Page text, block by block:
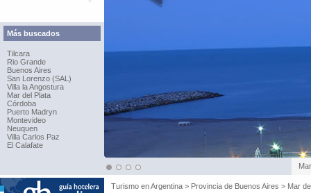
Más buscados
Tilcara
Rio Grande
Buenos Aires
San Lorenzo (SAL)
Villa la Angostura
Mar del Plata
Córdoba
Puerto Madryn
Montevideo
Neuquen
Villa Carlos Paz
El Calafate
Turismo enArgentina > Provincia de Buenos Aires > Mar